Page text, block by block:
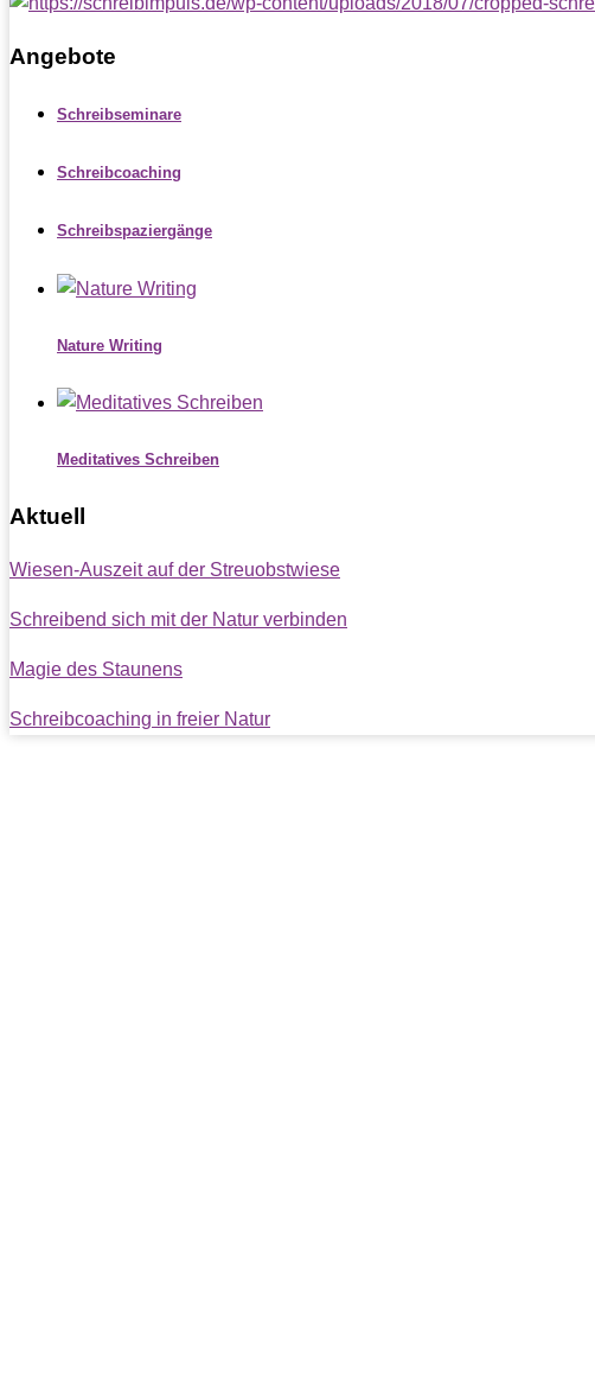
Angebote
Schreibseminare
Schreibcoaching
Schreibspaziergänge
Nature Writing
Meditatives Schreiben
Aktuell
Wiesen-Auszeit auf der Streuobstwiese
Schreibend sich mit der Natur verbinden
Magie des Staunens
Schreibcoaching in freier Natur